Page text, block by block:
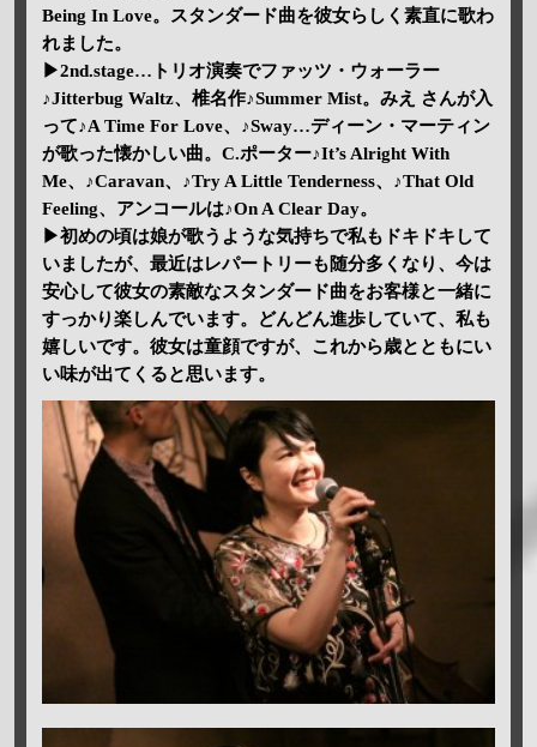
Being In Love。スタンダード曲を彼女らしく素直に歌わ
れました。
▶2nd.stage…トリオ演奏でファッツ・ウォーラー
♪Jitterbug Waltz、椎名作♪Summer Mist。みえ さんが入
って♪A Time For Love、♪Sway…ディーン・マーティン
が歌った懐かしい曲。C.ポーター♪It’s Alright With
Me、♪Caravan、♪Try A Little Tenderness、♪That Old
Feeling、アンコールは♪On A Clear Day。
▶初めの頃は娘が歌うような気持ちで私もドキドキして
いましたが、最近はレパートリーも随分多くなり、今は
安心して彼女の素敵なスタンダード曲をお客様と一緒に
すっかり楽しんでいます。どんどん進歩していて、私も
嬉しいです。彼女は童顔ですが、これから歳とともにい
い味が出てくると思います。